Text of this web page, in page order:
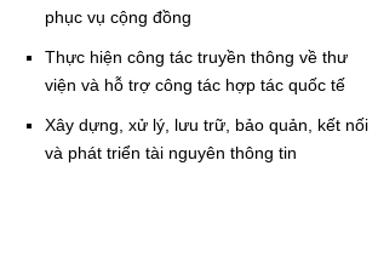
phục vụ cộng đồng
Thực hiện công tác truyền thông về thư
viện và hỗ trợ công tác hợp tác quốc tế
Xây dựng, xử lý, lưu trữ, bảo quản, kết nối
và phát triển tài nguyên thông tin